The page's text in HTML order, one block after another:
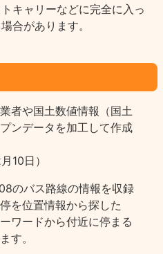
キャリーなどに完全に入っ
合があります。
者や国土数値情報（国土
ンデータを加工して作成
10日）
のバス路線の情報を収録
を位置情報から探した
ワードから付近に停まる
す。